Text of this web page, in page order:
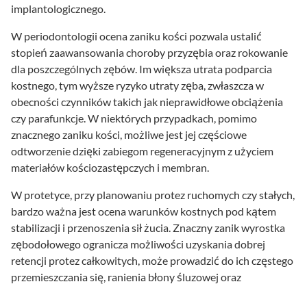
implantologicznego.
W periodontologii ocena zaniku kości pozwala ustalić
stopień zaawansowania choroby przyzębia oraz rokowanie
dla poszczególnych zębów. Im większa utrata podparcia
kostnego, tym wyższe ryzyko utraty zęba, zwłaszcza w
obecności czynników takich jak nieprawidłowe obciążenia
czy parafunkcje. W niektórych przypadkach, pomimo
znacznego zaniku kości, możliwe jest jej częściowe
odtworzenie dzięki zabiegom regeneracyjnym z użyciem
materiałów kościozastępczych i membran.
W protetyce, przy planowaniu protez ruchomych czy stałych,
bardzo ważna jest ocena warunków kostnych pod kątem
stabilizacji i przenoszenia sił żucia. Znaczny zanik wyrostka
zębodołowego ogranicza możliwości uzyskania dobrej
retencji protez całkowitych, może prowadzić do ich częstego
przemieszczania się, ranienia błony śluzowej oraz